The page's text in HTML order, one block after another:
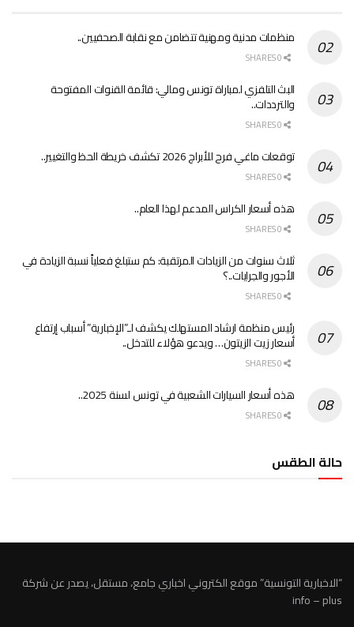
منظمات مدنية ومهنية تتضامن مع نقابة الصحفيين..
0 SHARES
البث التلفزي لمباراة تونس ومالي: قائمة القنوات المفتوحة
والترددات..
0 SHARES
توقعات ماغي فرح للأبراج 2026 تكشف خريطة الحظ والتغيير..
0 SHARES
هذه أسعار الكراس المدعم لهذا العام..
0 SHARES
ثلاث سنوات من الزيادات المرتقبة: كم ستبلغ فعلياً نسبة الزيادة في
الأجور والجرايات..؟
0 SHARES
رئيس منظمة ارشاد المستهلك يكشف لـ”الإخبارية” أسباب إرتفاع
أسعار زيت الزيتون… ويدعو هؤلاء للتدخل..
0 SHARES
هذه أسعار السيارات الشعبية في تونس لسنة 2025..
0 SHARES
حالة الطقس
“الاخبارية التونسية” موقع الكتروني اخباري جامع، مستقل، يصدر عن شركة
info – plus